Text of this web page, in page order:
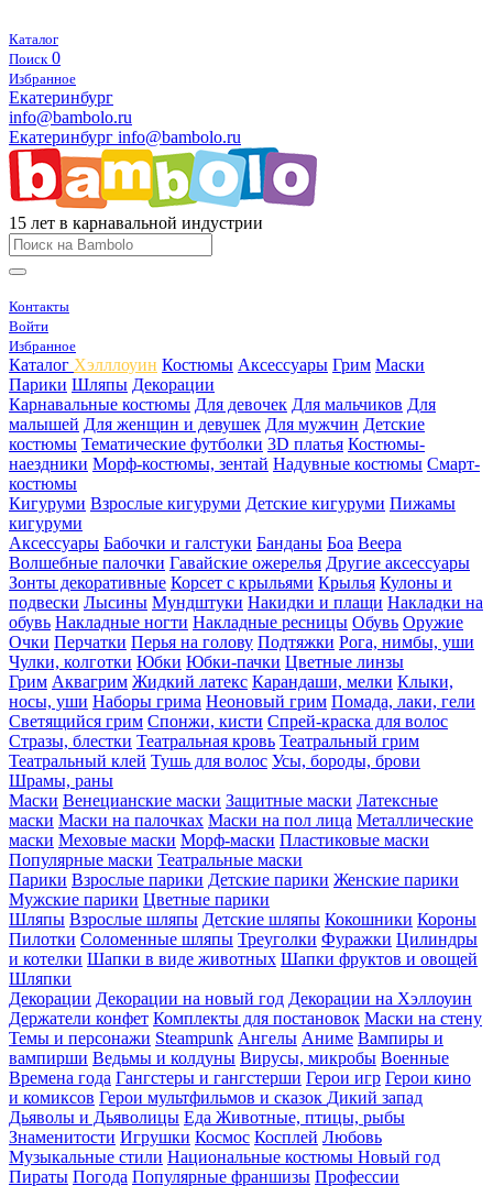
Каталог
Поиск 0
Избранное
Екатеринбург
info@bambolo.ru
Екатеринбург info@bambolo.ru
15 лет в карнавальной индустрии
Контакты
Войти
Избранное
Каталог Хэлллоуин Костюмы Аксессуары Грим Маски
Парики Шляпы Декорации
Карнавальные костюмы Для девочек Для мальчиков Для
малышей Для женщин и девушек Для мужчин Детские
костюмы Тематические футболки 3D платья Костюмы-
наездники Морф-костюмы, зентай Надувные костюмы Смарт-
костюмы
Кигуруми Взрослые кигуруми Детские кигуруми Пижамы
кигуруми
Аксессуары Бабочки и галстуки Банданы Боа Веера
Волшебные палочки Гавайские ожерелья Другие аксессуары
Зонты декоративные Корсет с крыльями Крылья Кулоны и
подвески Лысины Мундштуки Накидки и плащи Накладки на
обувь Накладные ногти Накладные ресницы Обувь Оружие
Очки Перчатки Перья на голову Подтяжки Рога, нимбы, уши
Чулки, колготки Юбки Юбки-пачки Цветные линзы
Грим Аквагрим Жидкий латекс Карандаши, мелки Клыки,
носы, уши Наборы грима Неоновый грим Помада, лаки, гели
Светящийся грим Спонжи, кисти Спрей-краска для волос
Стразы, блестки Театральная кровь Театральный грим
Театральный клей Тушь для волос Усы, бороды, брови
Шрамы, раны
Маски Венецианские маски Защитные маски Латексные
маски Маски на палочках Маски на пол лица Металлические
маски Меховые маски Морф-маски Пластиковые маски
Популярные маски Театральные маски
Парики Взрослые парики Детские парики Женские парики
Мужские парики Цветные парики
Шляпы Взрослые шляпы Детские шляпы Кокошники Короны
Пилотки Соломенные шляпы Треуголки Фуражки Цилиндры
и котелки Шапки в виде животных Шапки фруктов и овощей
Шляпки
Декорации Декорации на новый год Декорации на Хэллоуин
Держатели конфет Комплекты для постановок Маски на стену
Темы и персонажи Steampunk Ангелы Аниме Вампиры и
вампирши Ведьмы и колдуны Вирусы, микробы Военные
Времена года Гангстеры и гангстерши Герои игр Герои кино
и комиксов Герои мультфильмов и сказок Дикий запад
Дьяволы и Дьяволицы Еда Животные, птицы, рыбы
Знаменитости Игрушки Космос Косплей Любовь
Музыкальные стили Национальные костюмы Новый год
Пираты Погода Популярные франшизы Профессии